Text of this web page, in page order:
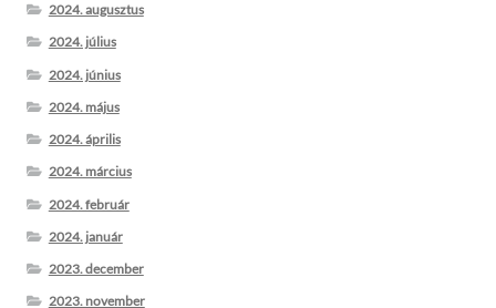
2024. augusztus
2024. július
2024. június
2024. május
2024. április
2024. március
2024. február
2024. január
2023. december
2023. november